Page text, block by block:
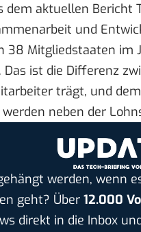
dem aktuellen Bericht
und
38 Mitgliedstaaten im
Das ist die Differenz
trägt, und
neben der
werden, wenn
geht? Über 12.000
direkt in die Inbox